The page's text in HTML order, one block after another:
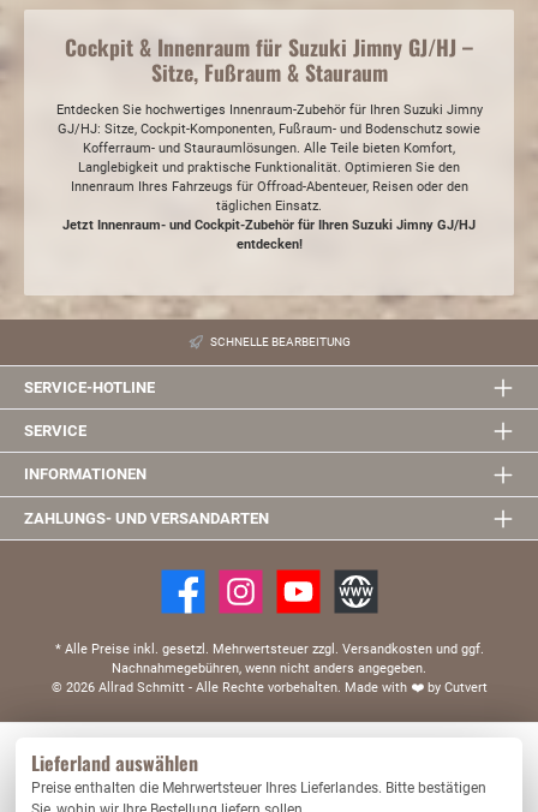
Cockpit & Innenraum für Suzuki Jimny GJ/HJ –
Sitze, Fußraum & Stauraum
Entdecken Sie hochwertiges Innenraum-Zubehör für Ihren Suzuki Jimny
GJ/HJ: Sitze, Cockpit-Komponenten, Fußraum- und Bodenschutz sowie
Kofferraum- und Stauraumlösungen. Alle Teile bieten Komfort,
Langlebigkeit und praktische Funktionalität. Optimieren Sie den
Innenraum Ihres Fahrzeugs für Offroad-Abenteuer, Reisen oder den
täglichen Einsatz.
Jetzt Innenraum- und Cockpit-Zubehör für Ihren Suzuki Jimny GJ/HJ
entdecken!
SCHNELLE BEARBEITUNG
SERVICE-HOTLINE
SERVICE
INFORMATIONEN
ZAHLUNGS- UND VERSANDARTEN
* Alle Preise inkl. gesetzl. Mehrwertsteuer zzgl. Versandkosten und ggf.
Nachnahmegebühren, wenn nicht anders angegeben.
© 2026 Allrad Schmitt - Alle Rechte vorbehalten. Made with ❤️by Cutvert
Lieferland auswählen
Preise enthalten die Mehrwertsteuer Ihres Lieferlandes. Bitte bestätigen
Nur technisch notwendige